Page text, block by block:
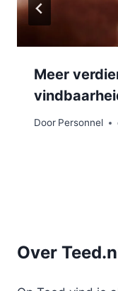
Meer
Door Personnel
Over